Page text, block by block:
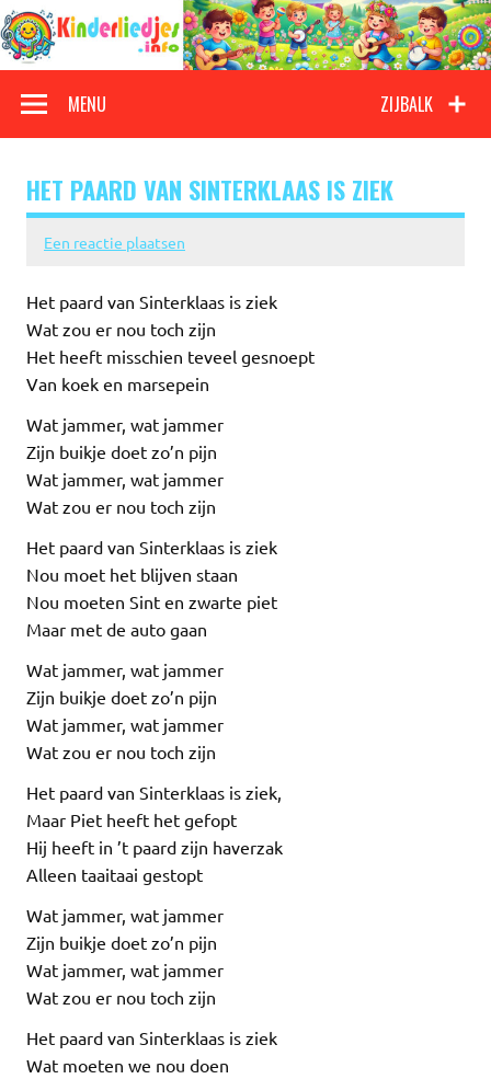
Doorgaan
naar
inhoud
Kinderliedjes
ZIJBALK
MENU
HET PAARD VAN SINTERKLAAS IS ZIEK
Een reactie plaatsen
Het paard van Sinterklaas is ziek
Wat zou er nou toch zijn
Het heeft misschien teveel gesnoept
Van koek en marsepein
Wat jammer, wat jammer
Zijn buikje doet zo’n pijn
Wat jammer, wat jammer
Wat zou er nou toch zijn
Het paard van Sinterklaas is ziek
Nou moet het blijven staan
Nou moeten Sint en zwarte piet
Maar met de auto gaan
Wat jammer, wat jammer
Zijn buikje doet zo’n pijn
Wat jammer, wat jammer
Wat zou er nou toch zijn
Het paard van Sinterklaas is ziek,
Maar Piet heeft het gefopt
Hij heeft in ’t paard zijn haverzak
Alleen taaitaai gestopt
Wat jammer, wat jammer
Zijn buikje doet zo’n pijn
Wat jammer, wat jammer
Wat zou er nou toch zijn
Het paard van Sinterklaas is ziek
Wat moeten we nou doen